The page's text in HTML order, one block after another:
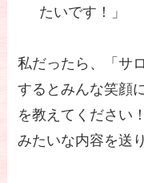
たいです！」
私だったら、「サ
するとみんな笑顔
を教えてください！
みたいな内容を送